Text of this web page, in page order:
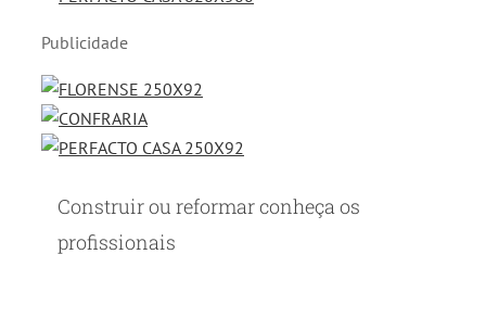
Publicidade
Construir ou reformar conheça os
profissionais